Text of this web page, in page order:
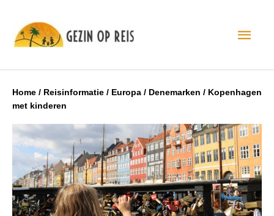
Home / Reisinformatie / Europa / Denemarken / Kopenhagen
met kinderen